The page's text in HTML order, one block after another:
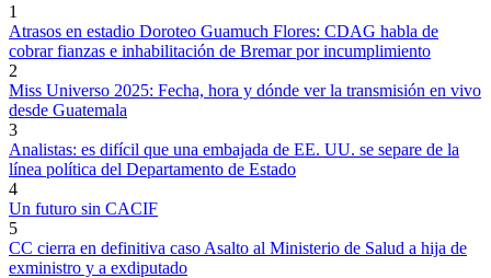
1
Atrasos en estadio Doroteo Guamuch Flores: CDAG habla de
cobrar fianzas e inhabilitación de Bremar por incumplimiento
2
Miss Universo 2025: Fecha, hora y dónde ver la transmisión en vivo
desde Guatemala
3
Analistas: es difícil que una embajada de EE. UU. se separe de la
línea política del Departamento de Estado
4
Un futuro sin CACIF
5
CC cierra en definitiva caso Asalto al Ministerio de Salud a hija de
exministro y a exdiputado